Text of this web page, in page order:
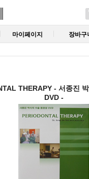
마이페이지 장바구
THERAPY - 서종진
DVD -